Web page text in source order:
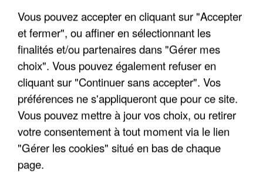
PARFAITS"
"JE RESPIRE MIEUX SUR SCÈNE" -
CALOGERO
INTERVIEW CHANTE FRANCE AVEC
Vous pouvez accepter en cliquant sur "Accepter
et fermer", ou affiner en sélectionnant les
finalités et/ou partenaires dans "Gérer mes
choix". Vous pouvez également refuser en
cliquant sur "Continuer sans accepter". Vos
préférences ne s'appliqueront que pour ce site.
Vous pouvez mettre à jour vos choix, ou retirer
votre consentement à tout moment via le lien
"Gérer les cookies" situé en bas de chaque
page.